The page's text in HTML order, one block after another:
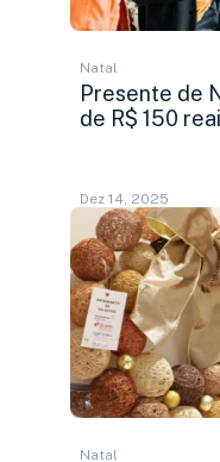
Natal
Presente de
de R$ 150
Dez 14, 2025
Natal